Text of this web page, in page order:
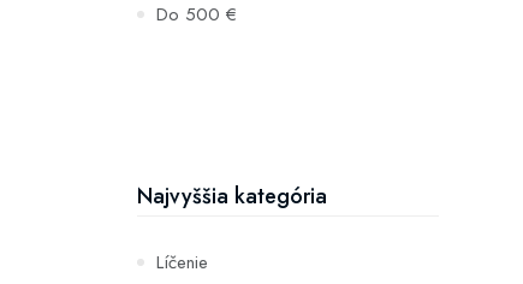
Do 500 €
Najvyššia kategória
Líčenie